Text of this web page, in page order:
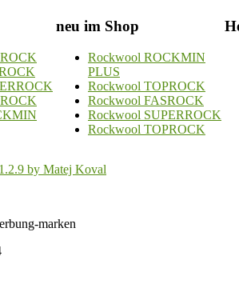
neu im Shop
Rockwool ROCKMIN
PLUS
Rockwool TOPROCK
Rockwool FASROCK
Rockwool SUPERROCK
Rockwool TOPROCK